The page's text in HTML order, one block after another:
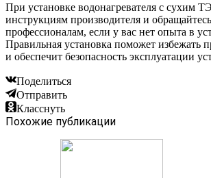
При установке водонагревателя с сухим
инструкциям производителя и
профессионалам, если у вас нет опыта в
Правильная установка поможет избежать
и обеспечит безопасность эксплуатации
Поделиться
Отправить
Класснуть
Похожие публикации